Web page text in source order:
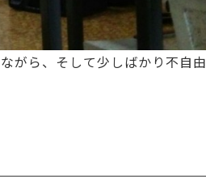
がら、そして少しばかり不自由